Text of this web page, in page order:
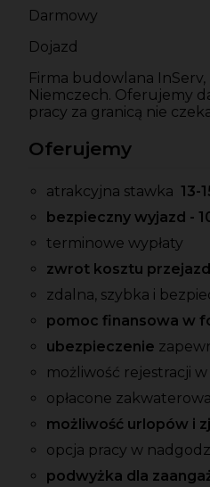
Darmowy
Dojazd
Firma budowlana
Niemczech. Oferujemy
pracy za granicą nie
Oferujemy
atrakcyjna stawka 13-
bezpieczny wyjazd -
terminowe wypłaty
zwrot kosztu
zdalna, szybka i
pomoc finansowa w
ubezpieczenie
możliwość rejestracji w
opłacone
możliwość urlopów i
opcja pracy w
podwyżka dla